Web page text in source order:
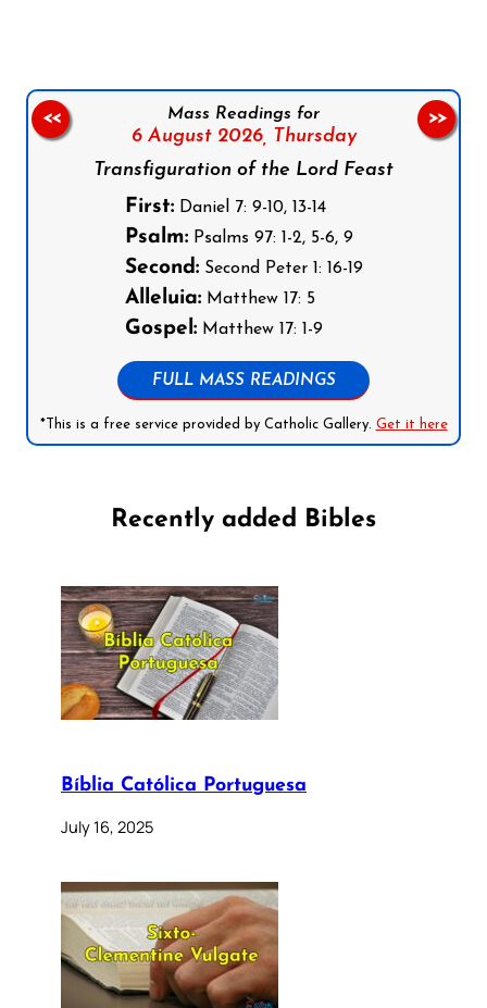
Mass Readings for
6 August 2026, Thursday
Transfiguration of the Lord Feast
First:Daniel 7: 9-10, 13-14
Psalm:Psalms 97: 1-2, 5-6, 9
Second:Second Peter 1: 16-19
Alleluia:Matthew 17: 5
Gospel:Matthew 17: 1-9
FULL MASS READINGS
*This is a free service provided by Catholic Gallery. Get it here
<< >>
Recently added Bibles
Bíblia Católica Portuguesa
July 16, 2025